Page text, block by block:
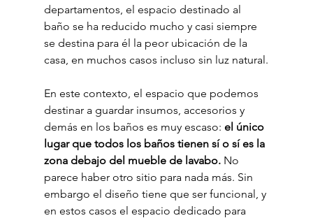
departamentos, el espacio destinado al
baño se ha reducido mucho y casi siempre
se destina para él la peor ubicación de la
casa, en muchos casos incluso sin luz natural.
En este contexto, el espacio que podemos
destinar a guardar insumos, accesorios y
demás en los baños es muy escaso: el único
lugar que todos los baños tienen sí o sí es la
zona debajo del mueble de lavabo. No
parece haber otro sitio para nada más. Sin
embargo el diseño tiene que ser funcional, y
en estos casos el espacio dedicado para